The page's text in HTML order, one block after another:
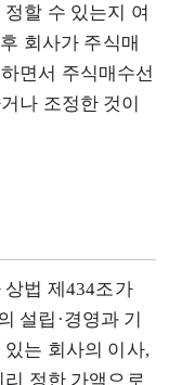
할 수 있는지 여
회사가 주식매
면서 주식매수선
나 조정한 것이
법 제434조가
설립·경영과 기
는 회사의 이사,
정한 가액으로